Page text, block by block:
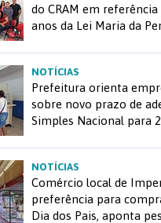
do CRAM em referência
anos da Lei Maria da
NOTÍCIAS
Prefeitura orienta
sobre novo prazo de
Simples Nacional para
NOTÍCIAS
Comércio local de
preferência para
Dia dos Pais, aponta